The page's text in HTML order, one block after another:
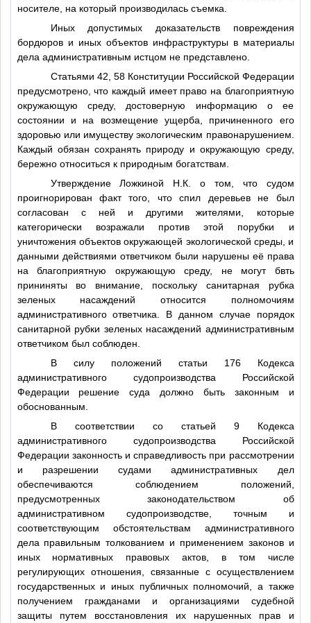
носителе, на который производилась съемка.
Иных допустимых доказательств повреждения
бордюров и иных объектов инфраструктуры в материалы
дела административным истцом не представлено.
Статьями 42, 58 Конституции Российской Федерации
предусмотрено, что каждый имеет право на благоприятную
окружающую среду, достоверную информацию о ее
состоянии и на возмещение ущерба, причиненного его
здоровью или имуществу экологическим правонарушением.
Каждый обязан сохранять природу и окружающую среду,
бережно относиться к природным богатствам.
Утверждение Ложкиной Н.К. о том, что судом
проигнорирован факт того, что спил деревьев не был
согласован с ней и другими жителями, которые
категорически возражали против этой порубки и
уничтожения объектов окружающей экологической среды, и
данными действиями ответчиком были нарушены её права
на благоприятную окружающую среду, не могут бвть
прининяты во внимание, поскольку санитарная рубка
зеленых насаждений относится полномочиям
административного ответчика. В данном случае порядок
санитарной рубки зеленых насаждений административным
ответчиком был соблюден.
В силу положений статьи 176 Кодекса
административного судопроизводства Российской
Федерации решение суда должно быть законным и
обоснованным.
В соответствии со статьей 9 Кодекса
административного судопроизводства Российской
Федерации законность и справедливость при рассмотрении
и разрешении судами административных дел
обеспечиваются соблюдением положений,
предусмотренных законодательством об
административном судопроизводстве, точным и
соответствующим обстоятельствам административного
дела правильным толкованием и применением законов и
иных нормативных правовых актов, в том числе
регулирующих отношения, связанные с осуществлением
государственных и иных публичных полномочий, а также
получением гражданами и организациями судебной
защиты путем восстановления их нарушенных прав и